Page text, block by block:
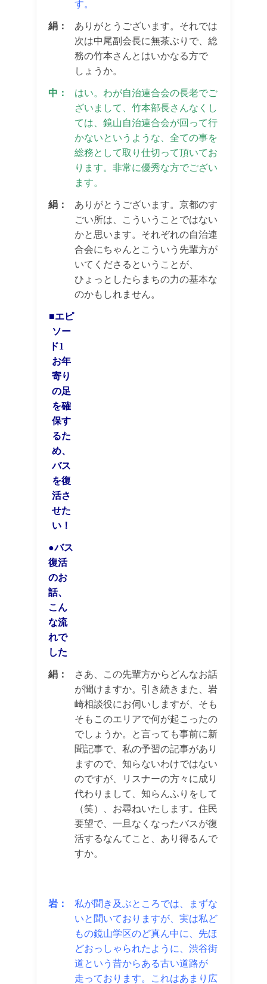
す。
絹：
ありがとうございます。それでは
次は中尾副会長に無茶ぶりで、総
務の竹本さんとはいかなる方で
しょうか。
中：
はい。わが自治連合会の長老でご
ざいまして、竹本部長さんなくし
ては、鏡山自治連合会が回って行
かないというような、全ての事を
総務として取り仕切って頂いてお
ります。非常に優秀な方でござい
ます。
絹：
ありがとうございます。京都のす
ごい所は、こういうことではない
かと思います。それぞれの自治連
合会にちゃんとこういう先輩方が
いてくださるということが、
ひょっとしたらまちの力の基本な
のかもしれません。
■エピ
ソー
ド1
お年
寄り
の足
を確
保す
るた
め、
バス
を復
活さ
せた
い！
●バス
復活
のお
話、
こん
な流
れで
した
絹：
さあ、この先輩方からどんなお話
が聞けますか。引き続きまた、岩
崎相談役にお伺いしますが、そも
そもこのエリアで何が起こったの
でしょうか。と言っても事前に新
聞記事で、私の予習の記事があり
ますので、知らないわけではない
のですが、リスナーの方々に成り
代わりまして、知らんふりをして
（笑）、お尋ねいたします。住民
要望で、一旦なくなったバスが復
活するなんてこと、あり得るんで
すか。
岩：
私が聞き及ぶところでは、まずな
いと聞いておりますが、実は私ど
もの鏡山学区のど真ん中に、先ほ
どおっしゃられたように、渋谷街
道という昔からある古い道路が
走っております。これはあまり広